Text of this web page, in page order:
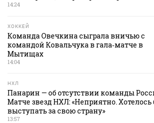
14:24
ХОККЕЙ
Команда Овечкина сыграла вничью с
командой Ковальчука в гала‑матче в
Мытищах
14:04
НХЛ
Панарин — об отсутствии команды
Матче звезд НХЛ: «Неприятно. Хотелось
выступать за свою страну»
13:57